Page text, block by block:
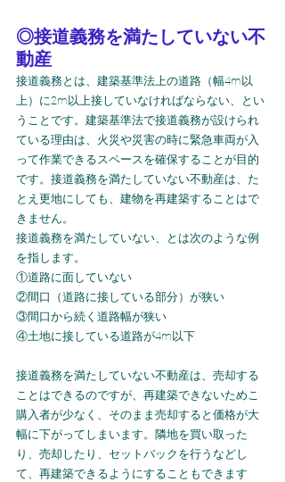
◎接道義務を満たしていない不
動産
接道義務とは、建築基準法上の道路（幅4m以
上）に2m以上接していなければならない、とい
うことです。建築基準法で接道義務が設けられ
ている理由は、火災や災害の時に緊急車両が入
って作業できるスペースを確保することが目的
です。接道義務を満たしていない不動産は、た
とえ更地にしても、建物を再建築することはで
きません。
接道義務を満たしていない、とは次のような例
を指します。
①道路に面していない
②間口（道路に接している部分）が狭い
③間口から続く道路幅が狭い
④土地に接している道路が4m以下
接道義務を満たしていない不動産は、売却する
ことはできるのですが、再建築できないためこ
購入者が少なく、そのまま売却すると価格が大
幅に下がってしまいます。隣地を買い取った
り、売却したり、セットバックを行うなどし
て、再建築できるようにすることもできます